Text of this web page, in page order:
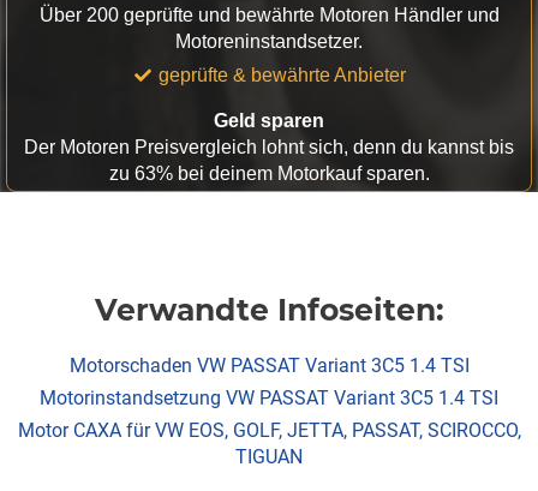
Über 200 geprüfte und bewährte Motoren Händler und
Motoreninstandsetzer.
geprüfte & bewährte Anbieter
Geld sparen
Der Motoren Preisvergleich lohnt sich, denn du kannst bis
zu 63% bei deinem Motorkauf sparen.
Verwandte Infoseiten:
Motorschaden VW PASSAT Variant 3C5 1.4 TSI
Motorinstandsetzung VW PASSAT Variant 3C5 1.4 TSI
Motor CAXA für VW EOS, GOLF, JETTA, PASSAT, SCIROCCO,
TIGUAN